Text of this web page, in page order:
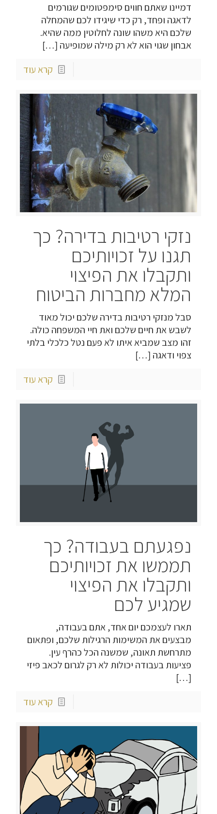
דמיינו שאתם חווים סימפטומים שגורמים
לדאגה ופחד, רק כדי שיגידו לכם שהמחלה
שלכם היא משהו שונה לחלוטין ממה שהיא.
אבחון שגוי הוא לא רק מילה שמופיעה […]
קרא עוד
נזקי רטיבות בדירה? כך
תגנו על זכויותיכם
ותקבלו את הפיצוי
המלא מחברות הביטוח
סבל מנזקי רטיבות בדירה שלכם יכול מאוד
לשבש את חיים שלכם ואת חיי המשפחה כולה.
זהו מצב שמביא איתו לא פעם נטל כלכלי בלתי
צפוי ודאגה […]
קרא עוד
נפגעתם בעבודה? כך
תממשו את זכויותיכם
ותקבלו את הפיצוי
שמגיע לכם
תארו לעצמכם יום אחד, אתם בעבודה,
מבצעים את המשימות הרגילות שלכם, ופתאום
מתרחשת תאונה, שמשנה הכל כהרף עין.
פציעות בעבודה יכולות לא רק לגרום לכאב פיזי
[…]
קרא עוד